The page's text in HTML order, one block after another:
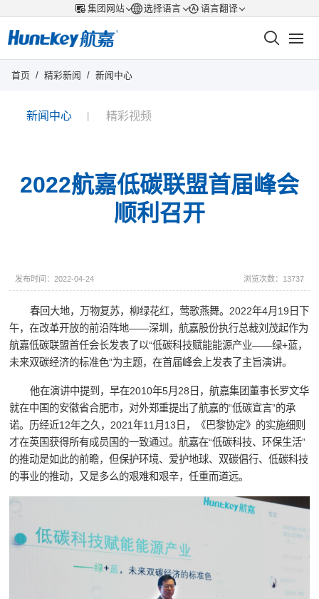
集团网站 选择语言 语言翻译
首页 / 精彩新闻 / 新闻中心
新闻中心 精彩视频
2022航嘉低碳联盟首届峰会
顺利召开
发布时间：2022-04-24 浏览次数：13737
春回大地，万物复苏，柳绿花红，莺歌燕舞。2022年4月19日下
午，在改革开放的前沿阵地——深圳，航嘉股份执行总裁刘茂起作为
航嘉低碳联盟首任会长发表了以“低碳科技赋能能源产业——绿+蓝，
未来双碳经济的标准色”为主题，在首届峰会上发表了主旨演讲。
他在演讲中提到，早在2010年5月28日，航嘉集团董事长罗文华
就在中国的安徽省合肥市，对外郑重提出了航嘉的“低碳宣言”的承
诺。历经近12年之久，2021年11月13日，《巴黎协定》的实施细则
才在英国获得所有成员国的一致通过。航嘉在“低碳科技、环保生活”
的推动是如此的前瞻，但保护环境、爱护地球、双碳倡行、低碳科技
的事业的推动，又是多么的艰难和艰辛，任重而道远。